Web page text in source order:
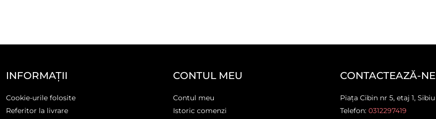
INFORMAȚII
Cookie-urile folosite
Referitor la livrare
CONTUL MEU
Contul meu
Istoric comenzi
CONTACTEAZĂ-NE
Piața Cibin nr 5, etaj 1, Sibiu
Telefon: 0312297419